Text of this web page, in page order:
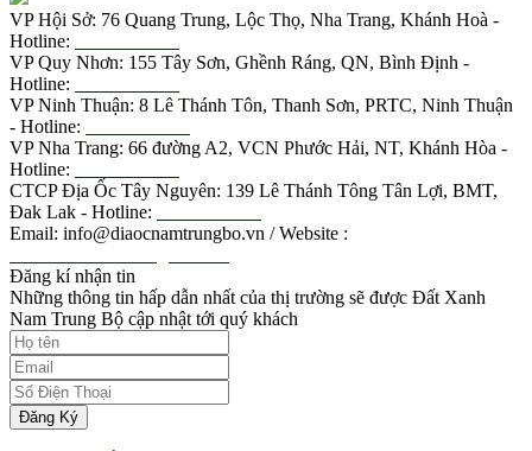
VP Hội Sở: 76 Quang Trung, Lộc Thọ, Nha Trang, Khánh Hoà -
Hotline:
VP Quy Nhơn: 155 Tây Sơn, Ghềnh Ráng, QN, Bình Định -
Hotline:
VP Ninh Thuận: 8 Lê Thánh Tôn, Thanh Sơn, PRTC, Ninh Thuận
- Hotline:
VP Nha Trang: 66 đường A2, VCN Phước Hải, NT, Khánh Hòa -
Hotline:
CTCP Địa Ốc Tây Nguyên: 139 Lê Thánh Tông Tân Lợi, BMT,
Đak Lak - Hotline:
Email: info@diaocnamtrungbo.vn / Website :
Đăng kí nhận tin
Những thông tin hấp dẫn nhất của thị trường sẽ được Đất Xanh
Nam Trung Bộ cập nhật tới quý khách
Đăng Ký